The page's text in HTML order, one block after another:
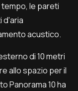
le pareti
d'aria
acustico.
di 10 metri
allo spazio per il
Panorama 10 ha